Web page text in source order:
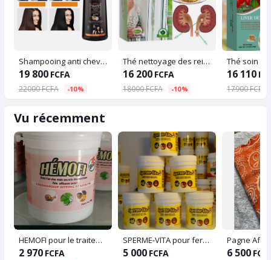
Shampooing anti cheveux gris
19 800 FCFA
22000 FCFA -10%
Thé nettoyage des reins
16 200 FCFA
18000 FCFA -10%
16 110
17900 FCFA
Vu récemment
HEMOFI pour le traitement des hémorroïdes internes et externes
2 970 FCFA
SPERME-VITA pour fertilité masculine
5 000 FCFA
Pagne
6 500